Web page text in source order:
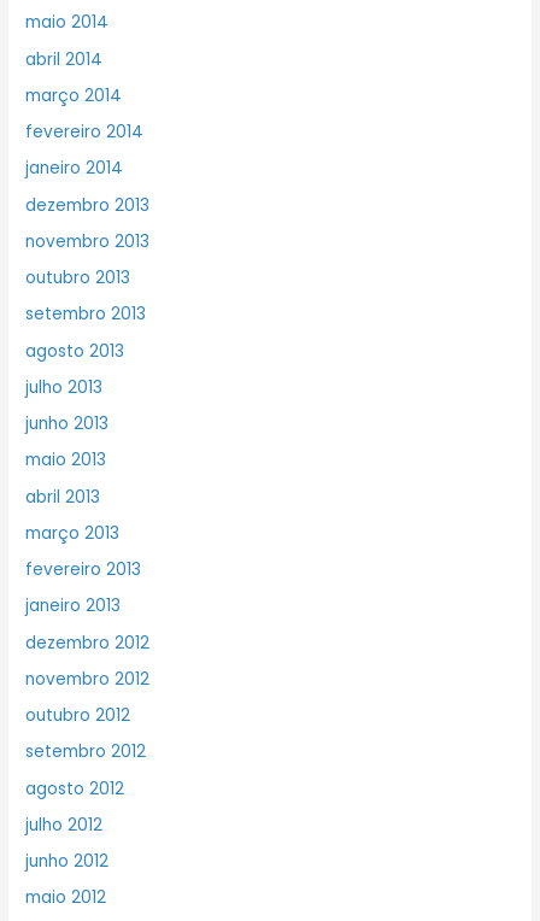
maio 2014
abril 2014
março 2014
fevereiro 2014
janeiro 2014
dezembro 2013
novembro 2013
outubro 2013
setembro 2013
agosto 2013
julho 2013
junho 2013
maio 2013
abril 2013
março 2013
fevereiro 2013
janeiro 2013
dezembro 2012
novembro 2012
outubro 2012
setembro 2012
agosto 2012
julho 2012
junho 2012
maio 2012